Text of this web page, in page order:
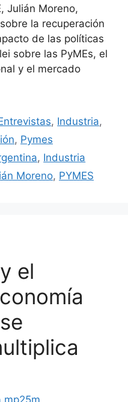
Julián Moreno,
la recuperación
de las políticas
sobre las PyMEs, el
y el mercado
, Industria,
, Pymes
, Industria
Moreno, PYMES
el
mp25m